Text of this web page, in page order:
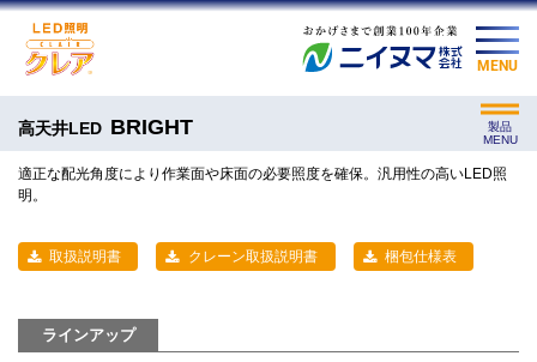
MENU
高天井LED BRIGHT
製品
MENU
適正な配光角度により作業面や床面の必要照度を確保。汎用性の高いLED照
明。
取扱説明書 クレーン取扱説明書 梱包仕様表
ラインアップ